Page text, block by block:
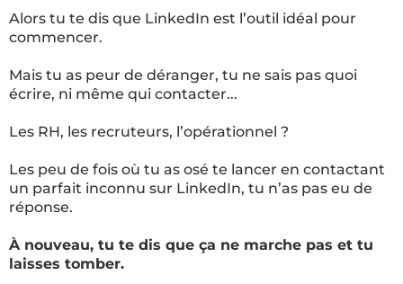
Alors tu te dis que LinkedIn est l’outil idéal pour
commencer.
Mais tu as peur de déranger, tu ne sais pas quoi
écrire, ni même qui contacter...
Les RH, les recruteurs, l’opérationnel ?
Les peu de fois où tu as osé te lancer en contactant
un parfait inconnu sur LinkedIn, tu n’as pas eu de
réponse.
À nouveau, tu te dis que ça ne marche pas et tu
laisses tomber.